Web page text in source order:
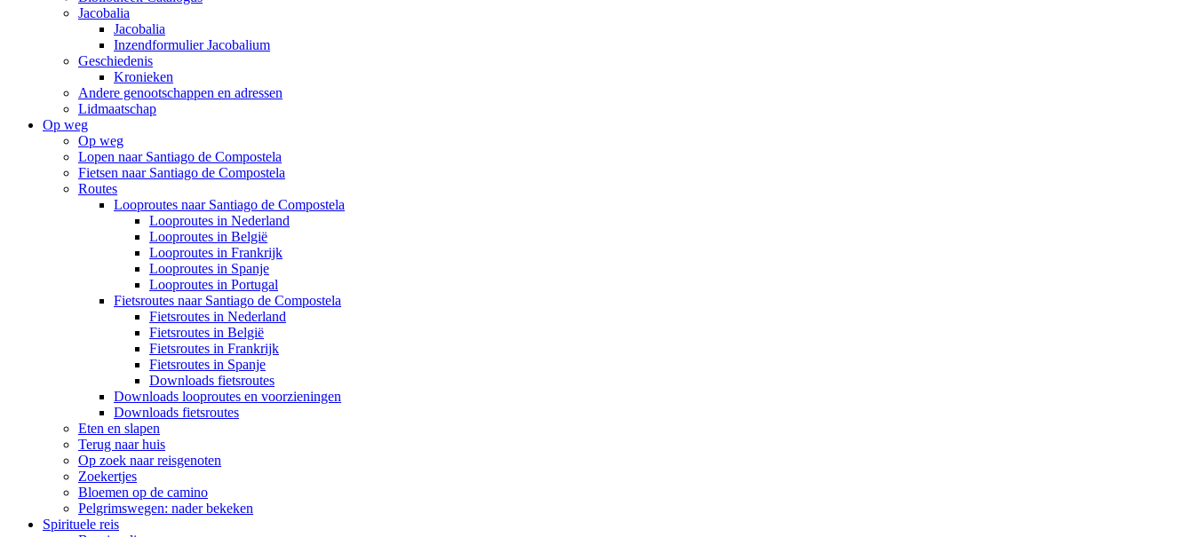
Jacobalia
Jacobalia
Inzendformulier Jacobalium
Geschiedenis
Kronieken
Andere genootschappen en adressen
Lidmaatschap
Op weg
Op weg
Lopen naar Santiago de Compostela
Fietsen naar Santiago de Compostela
Routes
Looproutes naar Santiago de Compostela
Looproutes in Nederland
Looproutes in België
Looproutes in Frankrijk
Looproutes in Spanje
Looproutes in Portugal
Fietsroutes naar Santiago de Compostela
Fietsroutes in Nederland
Fietsroutes in België
Fietsroutes in Frankrijk
Fietsroutes in Spanje
Downloads fietsroutes
Downloads looproutes en voorzieningen
Downloads fietsroutes
Eten en slapen
Terug naar huis
Op zoek naar reisgenoten
Zoekertjes
Bloemen op de camino
Pelgrimswegen: nader bekeken
Spirituele reis